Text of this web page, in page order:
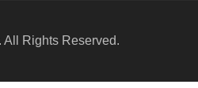
Rights Reserved.